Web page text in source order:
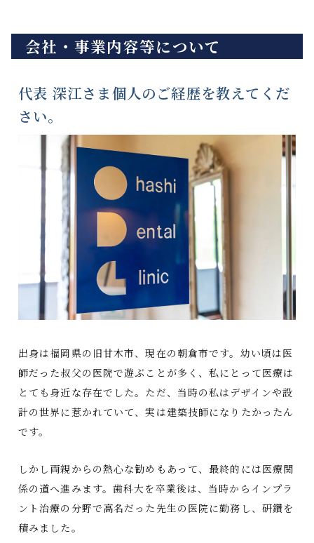
会社・事業内容等について
代表 深江さま個人のご経歴を教えてくだ
さい。
出身は福岡県の旧甘木市、現在の朝倉市です。幼い頃は医
師だった叔父の医院で遊ぶことが多く、私にとって医療は
とても身近な存在でした。ただ、当時の私はデザインや設
計の世界に惹かれていて、実は建築技師になりたかったん
です。
しかし両親からの熱心な勧めもあって、最終的には医療関
係の道へ進みます。歯科大を卒業後は、当時からインプラ
ント治療の分野で高名だった先生の医院に勤務し、研鑽を
積みました。